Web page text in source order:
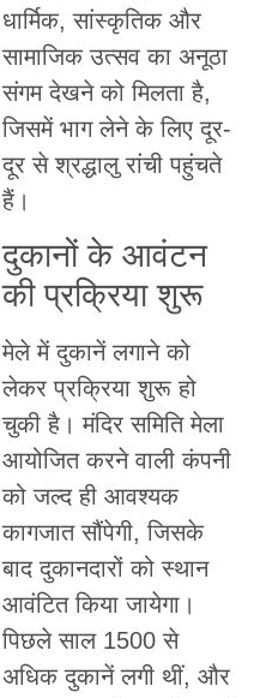
धार्मिक, सांस्कृतिक और
सामाजिक उत्सव का अनूठा
संगम देखने को मिलता है,
जिसमें भाग लेने के लिए दूर-
दूर से श्रद्धालु रांची पहुंचते
हैं।
दुकानों के आवंटन
की प्रक्रिया शुरू
मेले में दुकानें लगाने को
लेकर प्रक्रिया शुरू हो
चुकी है। मंदिर समिति मेला
आयोजित करने वाली कंपनी
को जल्द ही आवश्यक
कागजात सौंपेगी, जिसके
बाद दुकानदारों को स्थान
आवंटित किया जायेगा।
पिछले साल 1500 से
अधिक दुकानें लगी थीं, और